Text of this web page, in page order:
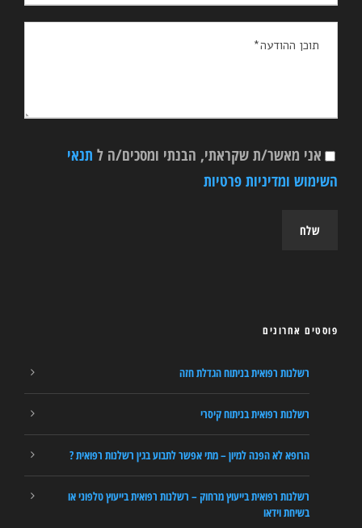
אני מאשר/ת שקראתי, הבנתי ומסכים/ה ל תנאי
השימוש ומדיניות פרטיות
פוסטים אחרונים
רשלנות רפואית בניתוח הגדלת חזה
רשלנות רפואית בניתוח קיסרי
הרופא לא הפנה למיון – מתי אפשר לתבוע בגין רשלנות רפואית ?
רשלנות רפואית בייעוץ מרחוק – רשלנות רפואית בייעוץ טלפוני או
בשיחת וידאו